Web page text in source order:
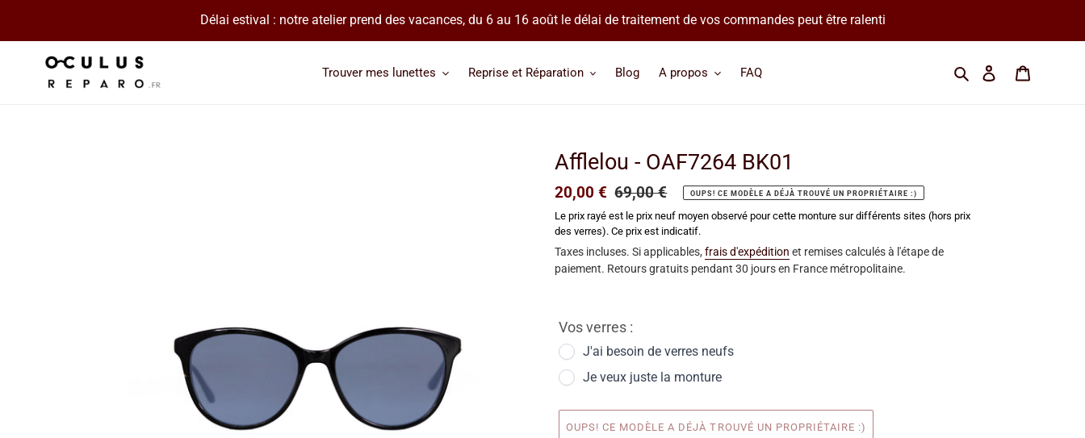
contenu
Délai estival : notre atelier prend des vacances, du 6 au 16 août le délai de traitement de vos commandes peut être ralenti
Trouver mes lunettes Reprise et Réparation Blog A propos FAQ Cherchez une
Se connecter
Afflelou - OAF7264 BK01
Prix
réduit
20,00 € Prix
normal
69,00 € OUPS! CE MODÈLE A DÉJÀ TROUVÉ UN PROPRIÉTAIRE :)
Le prix rayé est le prix neuf moyen observé pour cette monture sur différents sites (hors prix
des verres). Ce prix est indicatif.
Taxes incluses. Si applicables, frais d'expédition et remises calculés à l'étape de
paiement. Retours gratuits pendant 30 jours en France métropolitaine.
Vos verres :
J'ai besoin de verres neufs
Je veux juste la monture
OUPS! CE MODÈLE A DÉJÀ TROUVÉ UN PROPRIÉTAIRE :)